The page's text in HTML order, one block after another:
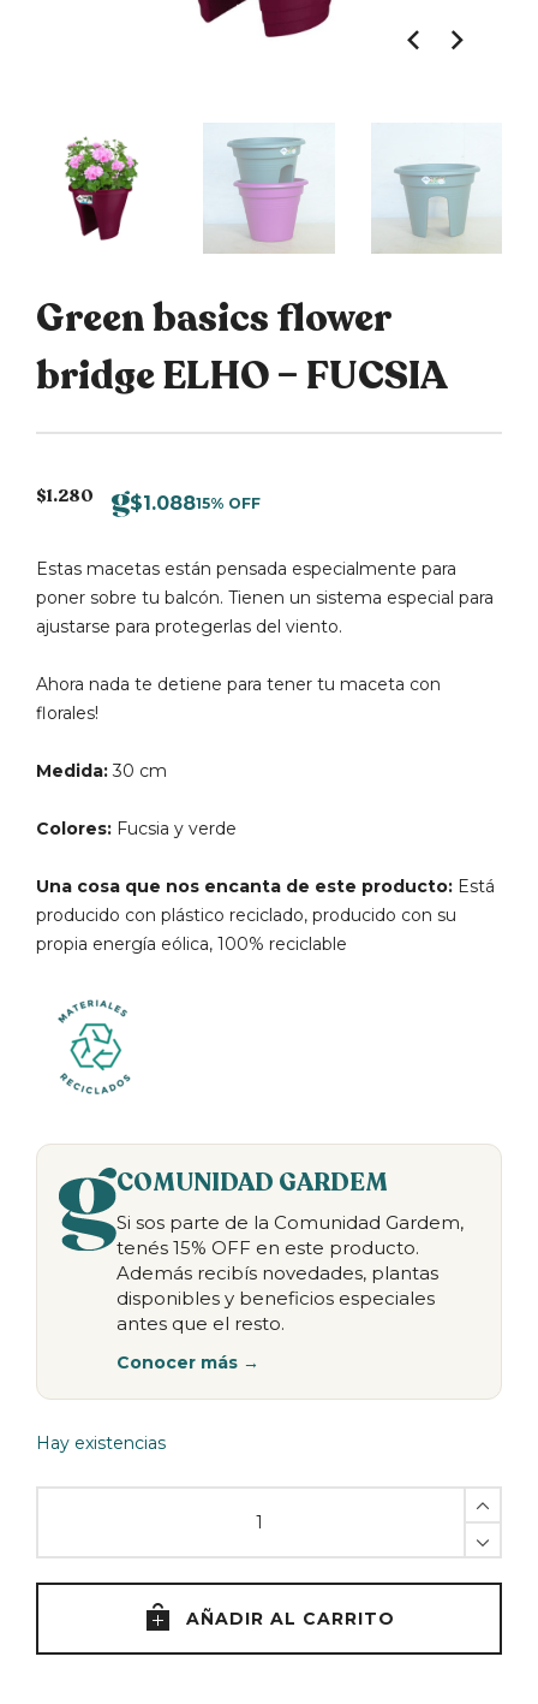
Green basics flower
bridge ELHO – FUCSIA
$1.280 $1.08815% OFF
Estas macetas están pensada especialmente para
poner sobre tu balcón. Tienen un sistema especial para
ajustarse para protegerlas del viento.
Ahora nada te detiene para tener tu maceta con
florales!
Medida:30 cm
Colores: Fucsia y verde
Una cosa que nos encanta de este producto: Está
producido con plástico reciclado, producido con su
propia energía eólica, 100% reciclable
COMUNIDAD GARDEM
Si sos parte de la Comunidad Gardem,
tenés 15% OFF en este producto.
Además recibís novedades, plantas
disponibles y beneficios especiales
antes que el resto.
Conocer más →
Hay existencias
flower
bridge
AÑADIR AL CARRITO